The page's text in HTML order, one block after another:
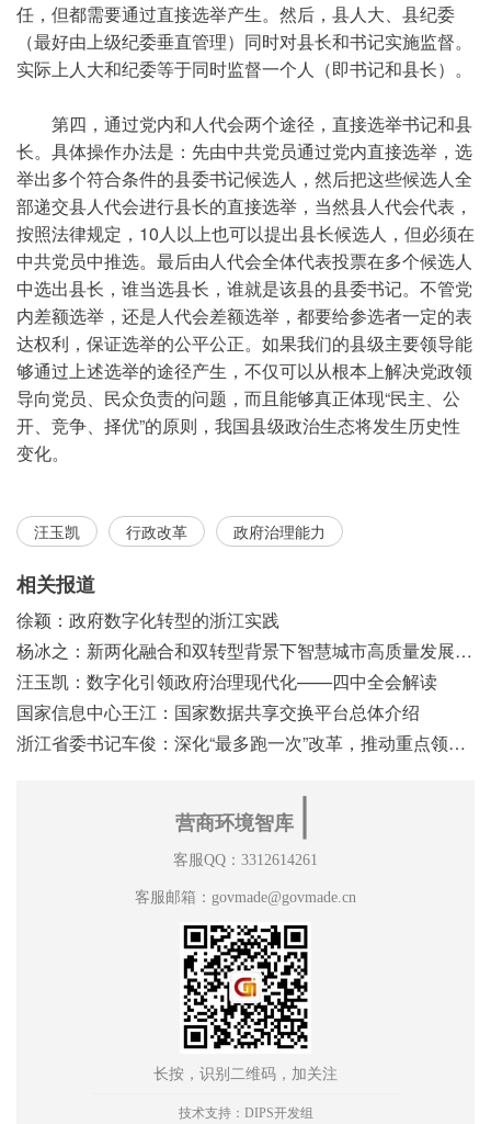
任，但都需要通过直接选举产生。然后，县人大、县纪委
（最好由上级纪委垂直管理）同时对县长和书记实施监督。
实际上人大和纪委等于同时监督一个人（即书记和县长）。
第四，通过党内和人代会两个途径，直接选举书记和县
长。具体操作办法是：先由中共党员通过党内直接选举，选
举出多个符合条件的县委书记候选人，然后把这些候选人全
部递交县人代会进行县长的直接选举，当然县人代会代表，
按照法律规定，10人以上也可以提出县长候选人，但必须在
中共党员中推选。最后由人代会全体代表投票在多个候选人
中选出县长，谁当选县长，谁就是该县的县委书记。不管党
内差额选举，还是人代会差额选举，都要给参选者一定的表
达权利，保证选举的公平公正。如果我们的县级主要领导能
够通过上述选举的途径产生，不仅可以从根本上解决党政领
导向党员、民众负责的问题，而且能够真正体现“民主、公
开、竞争、择优”的原则，我国县级政治生态将发生历史性
变化。
汪玉凯 行政改革 政府治理能力
相关报道
徐颖：政府数字化转型的浙江实践
杨冰之：新两化融合和双转型背景下智慧城市高质量发展之浅见
汪玉凯：数字化引领政府治理现代化——四中全会解读
国家信息中心王江：国家数据共享交换平台总体介绍
浙江省委书记车俊：深化“最多跑一次”改革，推动重点领域改革
营商环境智库
客服QQ：3312614261
客服邮箱：govmade@govmade.cn
长按，识别二维码，加关注
技术支持：DIPS开发组